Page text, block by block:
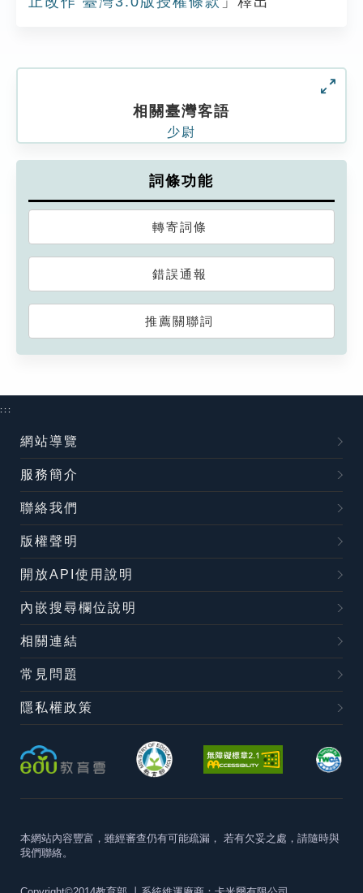
相關臺灣客語
少尉
詞條功能
轉寄詞條
錯誤通報
推薦關聯詞
:::
網站導覽
服務簡介
聯絡我們
版權聲明
開放API使用說明
內嵌搜尋欄位說明
相關連結
常見問題
隱私權政策
本網站內容豐富，雖經審查仍有可能疏漏， 若有欠妥之處，請隨時與
我們聯絡。